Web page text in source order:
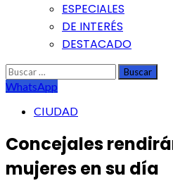
ESPECIALES
DE INTERÉS
DESTACADO
Buscar:
WhatsApp
CIUDAD
Concejales
mujeres en su día